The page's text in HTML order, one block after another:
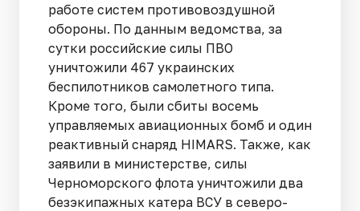
работе систем противовоздушной
обороны. По данным ведомства, за
сутки российские силы ПВО
уничтожили 467 украинских
беспилотников самолетного типа.
Кроме того, были сбиты восемь
управляемых авиационных бомб и один
реактивный снаряд HIMARS. Также, как
заявили в министерстве, силы
Черноморского флота уничтожили два
безэкипажных катера ВСУ в северо-